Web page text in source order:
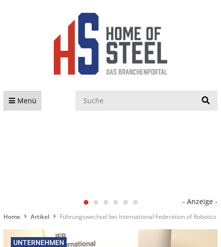
Menü
- Anzeige -
Home Artikel Führungswechsel bei International Federation of Robotics
UNTERNEHMEN